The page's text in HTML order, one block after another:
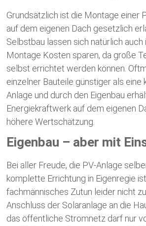
Grundsätzlich ist die Montage einer
auf dem eigenen Dach gesetzlich
Selbstbau lassen sich natürlich auch
Montage Kosten sparen, da große
selbst errichtet werden können.
einzelner Bauteile günstiger als
Anlage und durch den Eigenbau
Energiekraftwerk auf dem eigenen
höhere Wertschätzung.
Eigenbau – aber mit
Bei aller Freude, die PV-Anlage
komplette Errichtung in Eigenregie
fachmännisches Zutun leider nicht
Anschluss der Solaranlage an die
das öffentliche Stromnetz darf nur